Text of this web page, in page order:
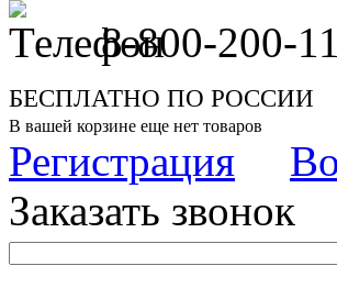
8-800-200-
БЕСПЛАТНО ПО РОССИИ
В вашей корзине еще нет товаров
Регистрация
Заказать звонок